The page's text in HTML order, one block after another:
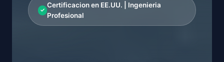
Certificacion en EE.UU. | Ingenieria
Profesional